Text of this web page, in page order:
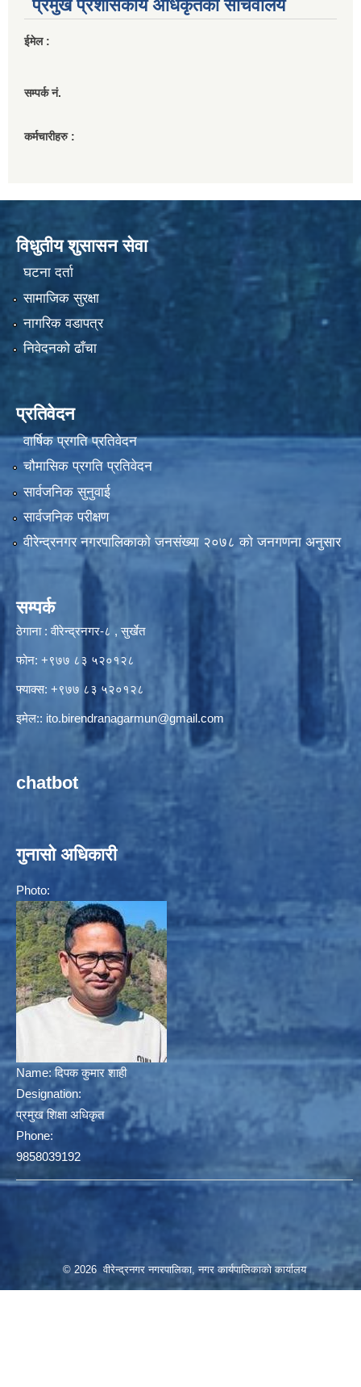
प्रमुख प्रशासकीय अधिकृतको सचिवालय
ईमेल :
सम्पर्क नं.
कर्मचारीहरु :
विधुतीय शुसासन सेवा
घटना दर्ता
सामाजिक सुरक्षा
नागरिक वडापत्र
निवेदनको ढाँचा
प्रतिवेदन
वार्षिक प्रगति प्रतिवेदन
चौमासिक प्रगति प्रतिवेदन
सार्वजनिक सुनुवाई
सार्वजनिक परीक्षण
वीरेन्द्रनगर नगरपालिकाकाे जनसंख्या २०७८ काे जनगणना अनुसार
सम्पर्क
ठेगाना : वीरेन्द्रनगर-८ , सुर्खेत
फोन: +९७७ ८३ ५२०१२८
फ्याक्स: +९७७ ८३ ५२०१२८
इमेल:: ito.birendranagarmun@gmail.com
chatbot
गुनासो अधिकारी
Photo:
Name:दिपक कुमार शाही
Designation:
प्रमुख शिक्षा अधिकृत
Phone:
9858039192
© 2026 वीरेन्द्रनगर नगरपालिका, नगर कार्यपालिकाको कार्यालय